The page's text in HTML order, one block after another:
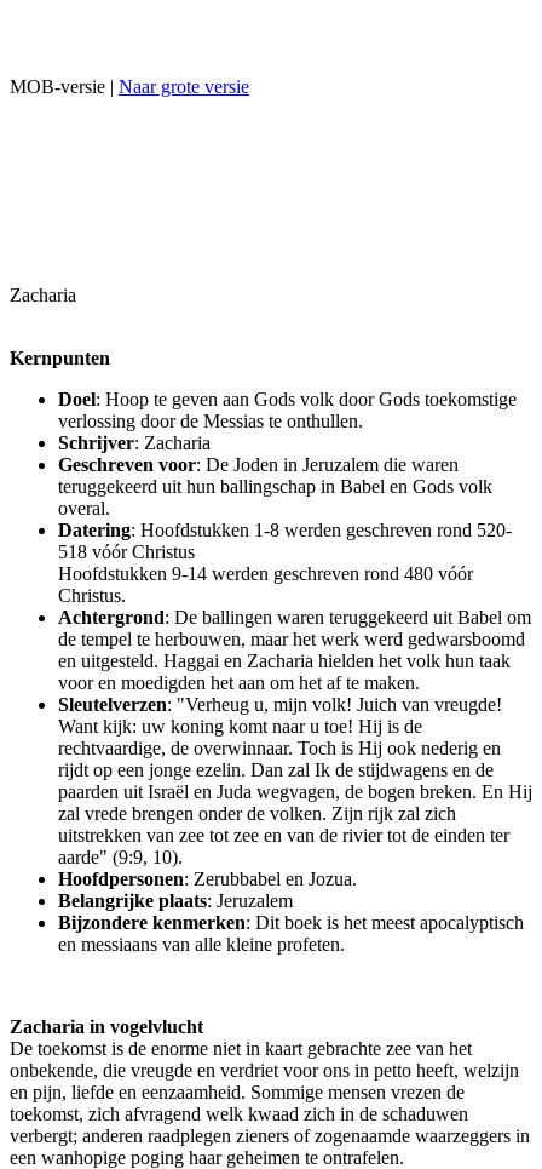
MOB-versie | Naar grote versie
Zacharia
Kernpunten
Doel: Hoop te geven aan Gods volk door Gods toekomstige
verlossing door de Messias te onthullen.
Schrijver: Zacharia
Geschreven voor: De Joden in Jeruzalem die waren
teruggekeerd uit hun ballingschap in Babel en Gods volk
overal.
Datering: Hoofdstukken 1-8 werden geschreven rond 520-
518 vóór Christus
Hoofdstukken 9-14 werden geschreven rond 480 vóór
Christus.
Achtergrond: De ballingen waren teruggekeerd uit Babel om
de tempel te herbouwen, maar het werk werd gedwarsboomd
en uitgesteld. Haggai en Zacharia hielden het volk hun taak
voor en moedigden het aan om het af te maken.
Sleutelverzen: "Verheug u, mijn volk! Juich van vreugde!
Want kijk: uw koning komt naar u toe! Hij is de
rechtvaardige, de overwinnaar. Toch is Hij ook nederig en
rijdt op een jonge ezelin. Dan zal Ik de stijdwagens en de
paarden uit Israël en Juda wegvagen, de bogen breken. En Hij
zal vrede brengen onder de volken. Zijn rijk zal zich
uitstrekken van zee tot zee en van de rivier tot de einden ter
aarde" (9:9, 10).
Hoofdpersonen: Zerubbabel en Jozua.
Belangrijke plaats: Jeruzalem
Bijzondere kenmerken: Dit boek is het meest apocalyptisch
en messiaans van alle kleine profeten.
Zacharia in vogelvlucht
De toekomst is de enorme niet in kaart gebrachte zee van het
onbekende, die vreugde en verdriet voor ons in petto heeft, welzijn
en pijn, liefde en eenzaamheid. Sommige mensen vrezen de
toekomst, zich afvragend welk kwaad zich in de schaduwen
verbergt; anderen raadplegen zieners of zogenaamde waarzeggers in
een wanhopige poging haar geheimen te ontrafelen.